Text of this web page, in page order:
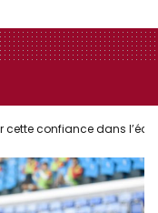
cette confiance dans